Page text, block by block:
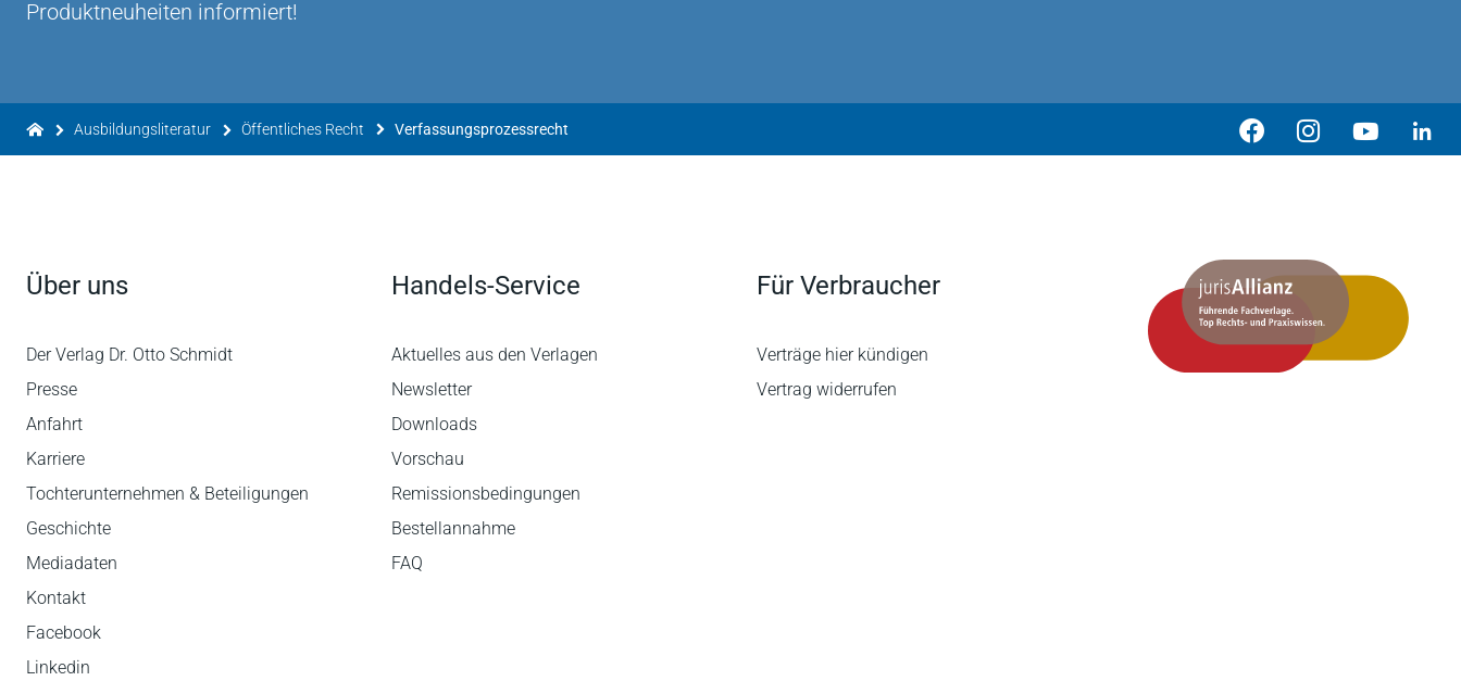
Produktneuheiten informiert!
Ausbildungsliteratur Öffentliches Recht Verfassungsprozessrecht
Über uns
Der Verlag Dr. Otto Schmidt
Presse
Anfahrt
Karriere
Tochterunternehmen & Beteiligungen
Geschichte
Mediadaten
Kontakt
Facebook
Linkedin
Handels-Service
Aktuelles aus den Verlagen
Newsletter
Downloads
Vorschau
Remissionsbedingungen
Bestellannahme
FAQ
Für Verbraucher
Verträge hier kündigen
Vertrag widerrufen